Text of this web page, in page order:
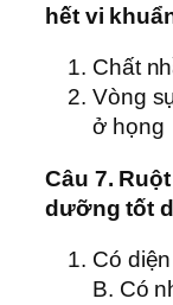
hết vi
Chất
Vòng
ở họng
Câu 7.
dưỡng tốt
Có
B. Có